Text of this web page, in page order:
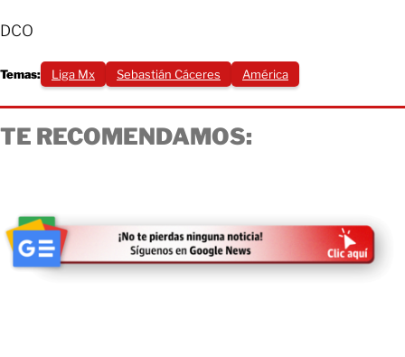
DCO
Temas: Liga Mx Sebastián Cáceres América
TE RECOMENDAMOS: